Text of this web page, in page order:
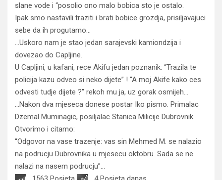
slane vode i “posolio ono malo bobica sto je ostalo.
Ipak smo nastavili traziti i brati bobice grozdja, prisiljavajuci
sebe da ih progutamo…
…Uskoro nam je stao jedan sarajevski kamiondzija i
dovezao do Capljine.
U Capljini, u kafani, rece Akifu jedan poznanik: “Trazila te
policija kazu odveo si neko dijete” ! “A moj Akife kako ces
odvesti tudje dijete ?” rekoh mu ja, uz gorak osmijeh…
…Nakon dva mjeseca donese postar Iko pismo. Primalac
Dzemal Muminagic, posiljalac Stanica Milicije Dubrovnik.
Otvorimo i citamo:
“Odgovor na vase trazenje: vas sin Mehmed M. se nalazio
na podrucju Dubrovnika u mjesecu oktobru. Sada se ne
nalazi na nasem podrucju”…